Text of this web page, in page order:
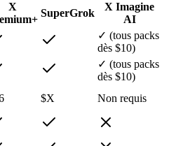
X
SuperGrok
X Imagine
AI
✓ (tous packs
dès $10)
✓ (tous packs
dès $10)
$X Non requis